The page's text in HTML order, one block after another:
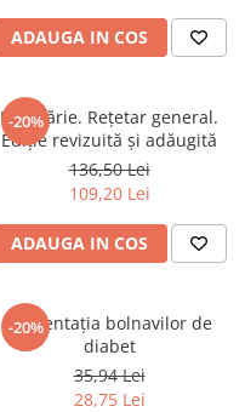
ADAUGA IN COS
-20%
Bucătărie. Rețetar general.
Ediție revizuită și adăugită
136,50 Lei
109,20 Lei
ADAUGA IN COS
-20%
Alimentația bolnavilor de
diabet
35,94 Lei
28,75 Lei